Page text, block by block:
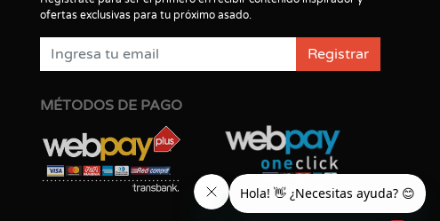
ofertas exclusivas para tu próximo asado.
Registrar
MÉTODOS DE PAGO